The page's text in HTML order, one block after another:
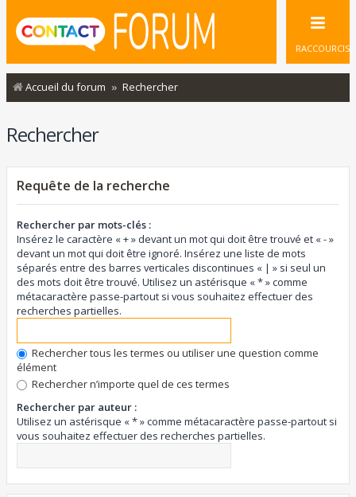
RACCOURCIS
Accueil du forum Rechercher
Rechercher
Requête de la recherche
Rechercher par mots-clés :
Insérez le caractère « + » devant un mot qui doit être trouvé et « - »
devant un mot qui doit être ignoré. Insérez une liste de mots
séparés entre des barres verticales discontinues « | » si seul un
des mots doit être trouvé. Utilisez un astérisque « * » comme
métacaractère passe-partout si vous souhaitez effectuer des
recherches partielles.
Rechercher tous les termes ou utiliser une question comme
élément
Rechercher n’importe quel de ces termes
Rechercher par auteur :
Utilisez un astérisque « * » comme métacaractère passe-partout si
vous souhaitez effectuer des recherches partielles.